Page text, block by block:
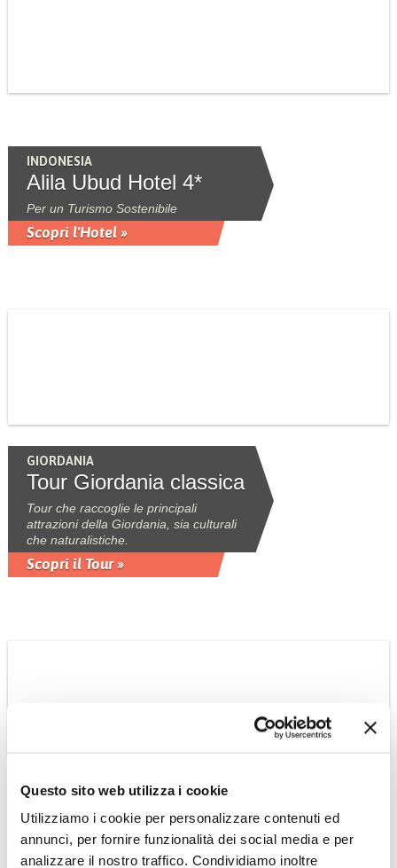
Questo sito web utilizza i cookie
Utilizziamo i cookie per personalizzare contenuti ed
annunci, per fornire funzionalità dei social media e per
analizzare il nostro traffico. Condividiamo inoltre
INDONESIA
Alila Ubud Hotel 4*
Per un Turismo Sostenibile
Scopri l'Hotel »
GIORDANIA
Tour Giordania classica
Tour che raccoglie le principali
attrazioni della Giordania, sia culturali
che naturalistiche.
Scopri il Tour »
OMAN
Suggestioni Omanite
tour privato
Tour 6 giorni - 5 notti privato con guida